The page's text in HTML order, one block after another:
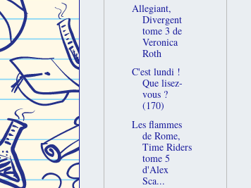
Allegiant,
Divergent
tome 3 de
Veronica
Roth
C'est lundi !
Que lisez-
vous ?
(170)
Les flammes
de Rome,
Time Riders
tome 5
d'Alex
Sca...